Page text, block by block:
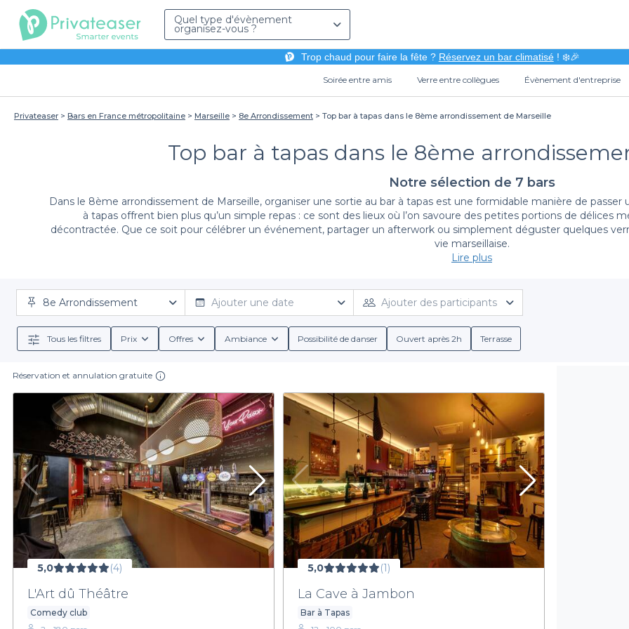
Quel type d'évènement
organisez-vous ?
Trop chaud pour faire la fête ? Réservez un bar climatisé! ❄️🎉
Soirée entre amis Verre entre collègues Évènement d'entreprise
Privateaser Bars en France métropolitaine Marseille 8e Arrondissement Top bar à tapas dans le 8ème arrondissement de Marseille
Top bar à tapas dans le 8ème
Notre sélection de 7 bars
Dans le 8ème arrondissement de Marseille, organiser une sortie au bar à tapas est une formidable manière de
à tapas offrent bien plus qu’un simple repas : ce sont des lieux où l’on savoure des petites portions de délices
décontractée. Que ce soit pour célébrer un événement, partager un afterwork ou simplement déguster quelques
vie marseillaise.
Lorsqu'il s'agit de trouver le bar à tapas idéal dans le 8ème arrondissement, Privateaser se positionne comme votre
facilement un large choix d'établissements, chacun offrant une variété de mets et de boissons. Que vous
tortillas, ou des cocktails rafraîchissants pour accompagner votre repas,nous vous offrons toutes les options
vous fournissons des informations détaillées sur les conditions de réservation, les menus de
En explorant notre sélection, vous découvrirez une diversité de bars à tapas adaptés à toutes les ambiances, que
lampions. Chaque établissement référencé par Privateaser met l'accent sur la qualité de ses produits, de l'apéritif
pour les groupes. Nous avons à cœur de vous faciliter la vie en réunissant en un seul endroit toutes les
Saisissez cette occasion de vivre une expérience mémorable dans le 8ème arrondissement de Marseille. Avec
d’enfant.Visitez notre sitepour explorer notre sélection et découvrir le lieu parfait pour votre prochain événement.
tapas tout en profitant de l’atmosphère chaleureuse de Marseille !
Lire plus
8e Arrondissement Ajouter une date Ajouter des participants
Tous les filtres Prix Offres Ambiance Possibilité de danser Ouvert après 2h Terrasse
Réservation et annulation gratuite
5,0 (4)
L'Art dû Théâtre
Comedy club
5,0 (1)
La Cave à Jambon
Bar à Tapas